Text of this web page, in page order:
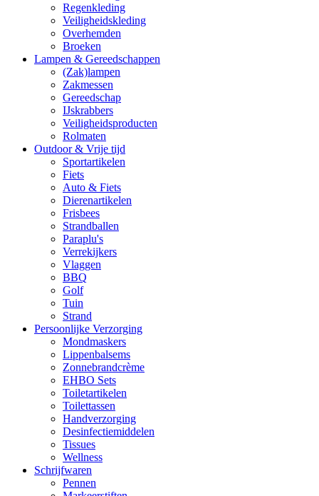
Regenkleding
Veiligheidskleding
Overhemden
Broeken
Lampen & Gereedschappen
(Zak)lampen
Zakmessen
Gereedschap
IJskrabbers
Veiligheidsproducten
Rolmaten
Outdoor & Vrije tijd
Sportartikelen
Fiets
Auto & Fiets
Dierenartikelen
Frisbees
Strandballen
Paraplu's
Verrekijkers
Vlaggen
BBQ
Golf
Tuin
Strand
Persoonlijke Verzorging
Mondmaskers
Lippenbalsems
Zonnebrandcrème
EHBO Sets
Toiletartikelen
Toilettassen
Handverzorging
Desinfectiemiddelen
Tissues
Wellness
Schrijfwaren
Pennen